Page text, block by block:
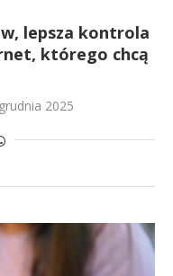
lepsza kontrola
którego chcą
2025